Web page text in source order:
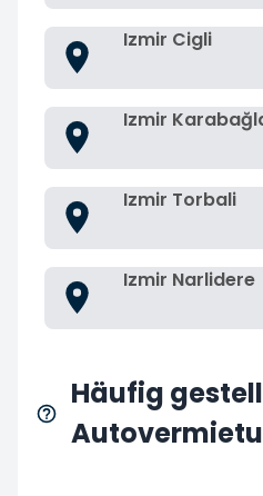
Izmir Cigli
Izmir
Izmir Torbali
Izmir Narlidere
Häufig